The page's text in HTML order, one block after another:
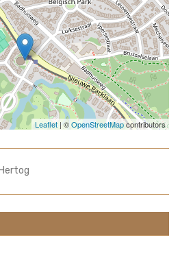
Leaflet| ©OpenStreetMapcontributors